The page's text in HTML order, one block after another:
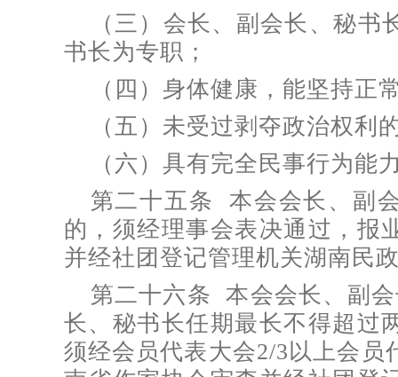
（三）会长、副会长、秘
书长为专职；
（四）身体健康，能坚持正
（五）未受过剥夺政治权利
（六）具有完全民事行为能
第二十五条 本会会长、副
的，须经理事会表决通过，报
并经社团登记管理机关湖南民
第二十六条 本会会长、副
长、秘书长任期最长不得超过
须经会员代表大会2/3以上会